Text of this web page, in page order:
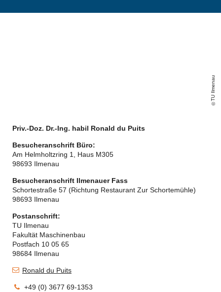
TU Ilmenau
Priv.-Doz. Dr.-Ing. habil Ronald du Puits
Besucheranschrift Büro:
Am Helmholtzring 1, Haus M305
98693 Ilmenau
Besucheranschrift Ilmenauer Fass
Schortestraße 57 (Richtung Restaurant Zur Schortemühle)
98693 Ilmenau
Postanschrift:
TU Ilmenau
Fakultät Maschinenbau
Postfach 10 05 65
98684 Ilmenau
Ronald du Puits
+49 (0) 3677 69-1353